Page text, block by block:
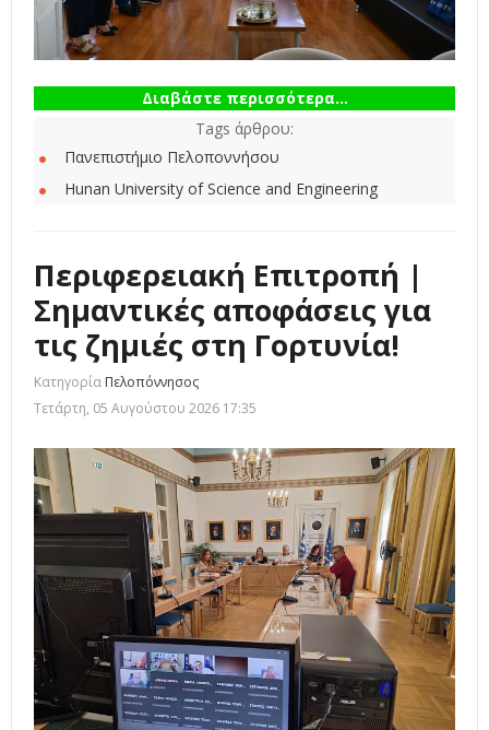
Διαβάστε περισσότερα...
Tags άρθρου:
Πανεπιστήμιο Πελοποννήσου
Hunan University of Science and Engineering
Περιφερειακή Επιτροπή |
Σημαντικές αποφάσεις για
τις ζημιές στη Γορτυνία!
Κατηγορία Πελοπόννησος
Τετάρτη, 05 Αυγούστου 2026 17:35